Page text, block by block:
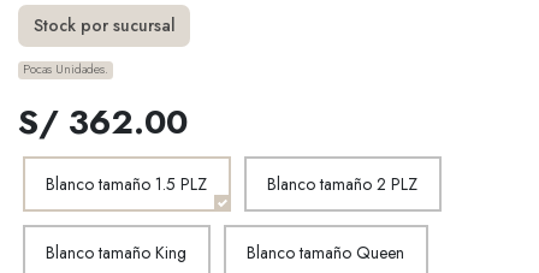
Stock por sucursal
Pocas Unidades.
S/ 362.00
Blanco tamaño 1.5 PLZ Blanco tamaño 2 PLZ
Blanco tamaño King Blanco tamaño Queen